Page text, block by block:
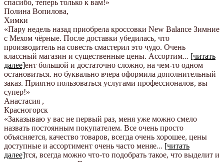
спасибо, теперь только к вам!»
Полина Вопилова,
Химки
«Пару недель назад приобрела кроссовки New Balance Зимние
с Мехом чёрные. После доставки убедилась, что
производитель на совесть смастерил это чудо. Очень
классный магазин и существенные цены. Ассортим... [читать
далее]ент большой и достаточно сложно, на чем-то одном
остановиться. но буквально вчера оформила дополнительный
заказ. Приятно пользоваться услугами профессионалов, вы
супер!»
Анастасия ,
Красногорск
«Заказываю у вас не первый раз, меня уже можно смело
назвать постоянным покупателем. Все очень просто
объясняется, качество товаров, всегда очень хорошее, цены
доступные и ассортимент очень часто меняе... [читать
далее]тся, всегда можно что-то подобрать такое, что выделит и